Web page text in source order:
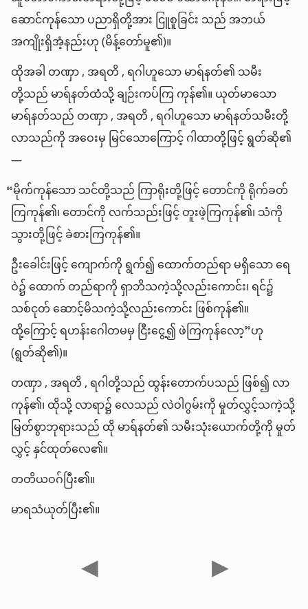
ဆောင်ကုန်သော ပညာရှိတို့အား ငြူစူခြင်း သည် အဘယ်
အကျိုးရှိအံ့နည်းဟု (မိန့်တော်မူ၏)။
ထိုအခါ တဏှာ , အရတိ , ရဂါဟူသော မာရ်နတ်၏ သမီး
တို့သည် မာရ်နတ်ထံသို့ ချဉ်းကပ်ကြ ကုန်၏။ ယုတ်မာသော
မာရ်နတ်သည် တဏှာ , အရတိ , ရဂါဟူသော မာရ်နတ်သမီးတို့
လာသည်ကို အဝေးမှ မြင်သောကြောင့် ဂါထာတို့ဖြင့် ရွတ်ဆို၏
—
“မိုက်ကုန်သော သင်တို့သည် ကြာရိုးတို့ဖြင့် တောင်ကို ရိုက်ခတ်
ကြကုန်၏၊ တောင်ကို လက်သည်းဖြင့် တူးဖဲ့ကြကုန်၏၊ သံကို
သွားတို့ဖြင့် ခဲစားကြကုန်၏။
ဦးခေါင်းဖြင့် ကျောက်ကို ရွက်၍ ထောက်တည်ရာ မရှိသော ရေ
ဝဲ၌ ထောက် တည်ရာကို ရှာဘိသကဲ့သို့လည်းကောင်း၊ ရင်၌
သစ်ငုတ် ဆောင့်မိသကဲ့သို့လည်းကောင်း ဖြစ်ကုန်၏။
ထို့ကြောင့် ရဟန်းဂေါတမမှ ငြီးငွေ့၍ ဖဲကြကုန်လော့”ဟု
(ရွတ်ဆို၏)။
တဏှာ , အရတိ , ရဂါတို့သည် ထွန်းတောက်ပသည် ဖြစ်၍ လာ
ကုန်၏၊ ထိုသို့ လာရာ၌ လေသည် လဲဝါဂွမ်းကို မှုတ်လွှင့်သကဲ့သို့
မြတ်စွာဘုရားသည် ထို မာရ်နတ်၏ သမီးသုံးယောက်တို့ကို မှုတ်
လွှင့် နှင်ထုတ်လေ၏။
တတိယဝဂ်ပြီး၏။
မာရသံယုတ်ပြီး၏။
◀ ▶